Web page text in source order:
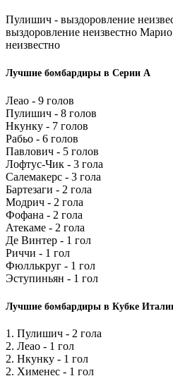
Пулишич - выздоровление
выздоровление неизвестно
неизвестно
Лучшие бомбардиры в Серии А
Леао - 9 голов
Пулишич - 8 голов
Нкунку - 7 голов
Рабьо - 6 голов
Павлович - 5 голов
Лофтус-Чик - 3 гола
Салемакерс - 3 гола
Бартезаги - 2 гола
Модрич - 2 гола
Фофана - 2 гола
Атекаме - 2 гола
Де Винтер - 1 гол
Риччи - 1 гол
Фюллькруг - 1 гол
Эступиньян - 1 гол
Лучшие бомбардиры в Кубке
1. Пулишич - 2 гола
2. Леао - 1 гол
2. Нкунку - 1 гол
2. Хименес - 1 гол